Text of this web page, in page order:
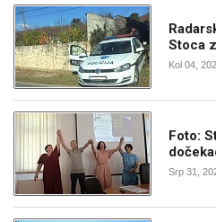
Stoca
Kol 04,
Foto:
Srp 31,